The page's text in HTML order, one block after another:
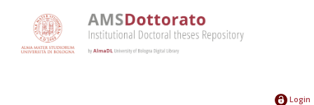
Login